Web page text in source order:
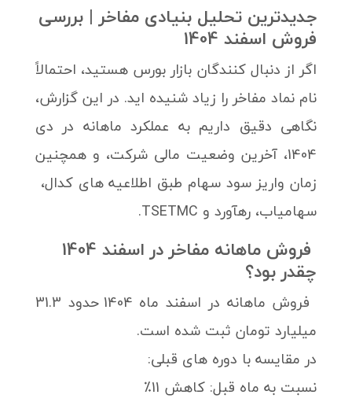
جدیدترین تحلیل بنیادی مفاخر | بررسی
فروش اسفند 1404
اگر از دنبال کنندگان بازار بورس هستید، احتمالاً
نام نماد مفاخر را زیاد شنیده اید. در این گزارش،
نگاهی دقیق داریم به عملکرد ماهانه در دی
1404، آخرین وضعیت مالی شرکت، و همچنین
زمان واریز سود سهام طبق اطلاعیه های کدال،
سهامیاب، رهآورد و TSETMC.
فروش ماهانه مفاخر در اسفند 1404
چقدر بود؟
فروش ماهانه در اسفند ماه 1404 حدود 31.3
میلیارد تومان ثبت شده است.
در مقایسه با دوره های قبلی:
نسبت به ماه قبل: کاهش 11٪